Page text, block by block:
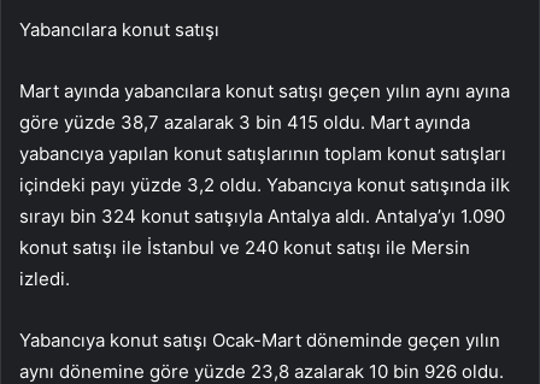
Yabancılara konut satışı
Mart ayında yabancılara konut satışı geçen yılın aynı ayına
göre yüzde 38,7 azalarak 3 bin 415 oldu. Mart ayında
yabancıya yapılan konut satışlarının toplam konut satışları
içindeki payı yüzde 3,2 oldu. Yabancıya konut satışında ilk
sırayı bin 324 konut satışıyla Antalya aldı. Antalya’yı 1.090
konut satışı ile İstanbul ve 240 konut satışı ile Mersin
izledi.
Yabancıya konut satışı Ocak-Mart döneminde geçen yılın
aynı dönemine göre yüzde 23,8 azalarak 10 bin 926 oldu.